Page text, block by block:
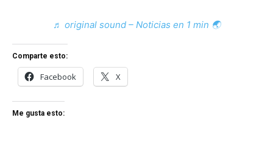
♬ original sound – Noticias en 1 min 🌏
Comparte esto:
Facebook X
Me gusta esto: